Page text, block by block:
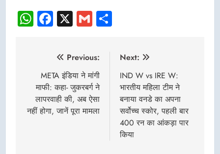
WhatsApp
Facebook
X Gmail
navigation
Previous:
META इंडिया ने मांगी
माफी: कहा- जुकरबर्ग ने
लापरवाही की, अब ऐसा
नहीं होगा, जानें पूरा मामला
Next:
IND W vs IRE W:
भारतीय महिला टीम ने
बनाया वनडे का अपना
सर्वोच्च स्कोर, पहली बार
400 रन का आंकड़ा पार
किया